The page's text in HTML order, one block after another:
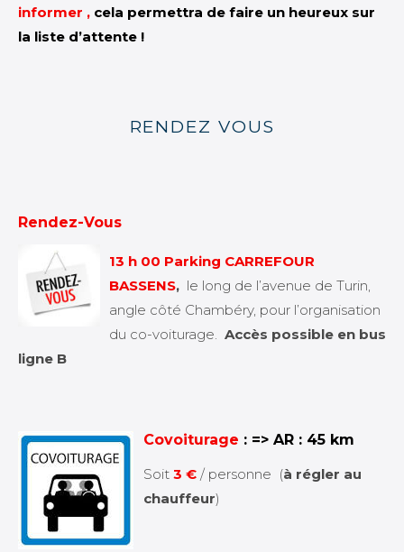
informer , cela permettra de faire un heureux sur
la liste d’attente !
RENDEZ VOUS
Rendez-Vous
13 h 00 Parking CARREFOUR
BASSENS, le long de l’avenue de Turin,
angle côté Chambéry, pour l’organisation
du co-voiturage. Accès possible en bus
ligne B
Covoiturage : => AR : 45 km
Soit 3 € / personne (à régler au
chauffeur)